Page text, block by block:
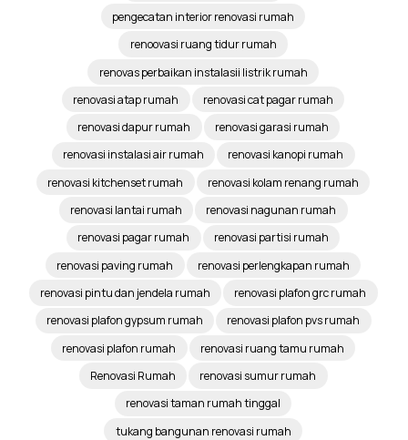
pengecatan interior renovasi rumah
renoovasi ruang tidur rumah
renovas perbaikan instalasii listrik rumah
renovasi atap rumah
renovasi cat pagar rumah
renovasi dapur rumah
renovasi garasi rumah
renovasi instalasi air rumah
renovasi kanopi rumah
renovasi kitchenset rumah
renovasi kolam renang rumah
renovasi lantai rumah
renovasi nagunan rumah
renovasi pagar rumah
renovasi partisi rumah
renovasi paving rumah
renovasi perlengkapan rumah
renovasi pintu dan jendela rumah
renovasi plafon grc rumah
renovasi plafon gypsum rumah
renovasi plafon pvs rumah
renovasi plafon rumah
renovasi ruang tamu rumah
Renovasi Rumah
renovasi sumur rumah
renovasi taman rumah tinggal
tukang bangunan renovasi rumah